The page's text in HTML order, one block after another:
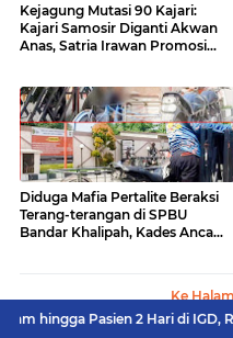
Kejagung Mutasi 90 Kajari:
Kajari Samosir Diganti Akwan
Anas, Satria Irawan Promosi
Diduga Mafia Pertalite Beraksi
Terang-terangan di SPBU
Bandar Khalipah, Kades Ancam
Ke
2 Hari di IGD, RSUD Rantau